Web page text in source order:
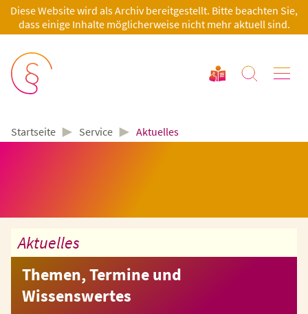
Diese Website wird als Archiv bereitgestellt. Bitte beachten Sie,
dass einige Inhalte möglicherweise nicht mehr aktuell sind.
Startseite ► Service ► Aktuelles
Aktuelles
Themen, Termine und
Wissenswertes